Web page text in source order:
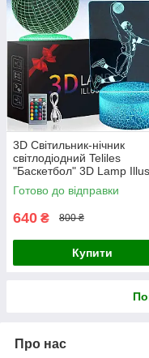
3D Світильник-нічник
світлодіодний Teliles
"Баскетбол" 3D Lamp
на 2 пластини, LED нічник
пультом
Готово до відправки
640 ₴ 800 ₴
Купити
Про нас